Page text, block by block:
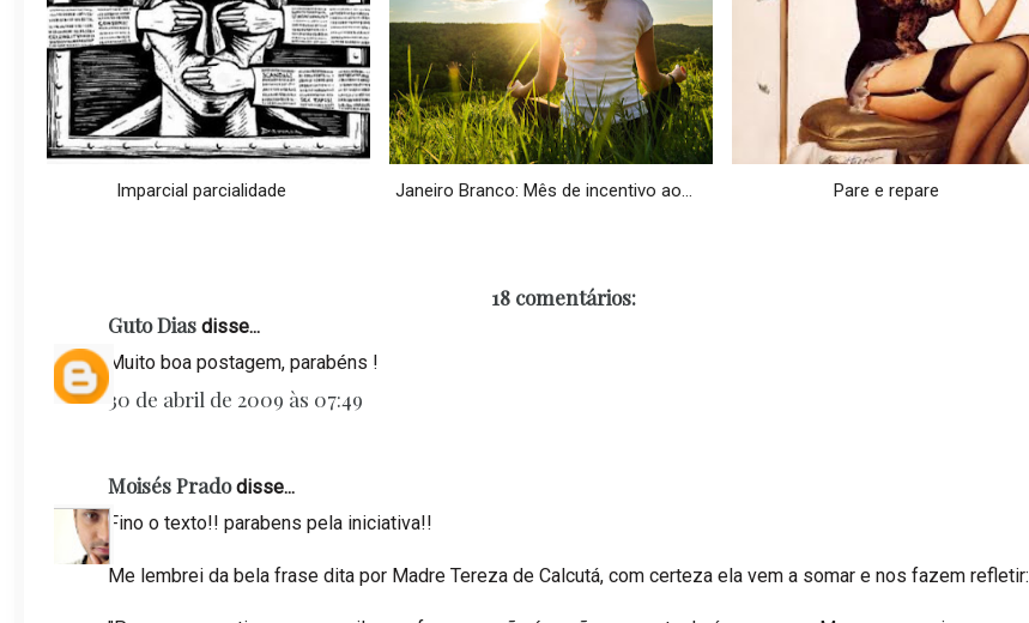
Imparcial parcialidade Janeiro Branco: Mês de incentivo ao... Pare e repare
18 comentários:
Guto Dias disse...
Muito boa postagem, parabéns !
30 de abril de 2009 às 07:49
Moisés Pradodisse...
Fino o texto!! parabens pela iniciativa!!
Me lembrei da bela frase dita por Madre Tereza de Calcutá, com certeza ela vem a somar e nos fazem refletir: